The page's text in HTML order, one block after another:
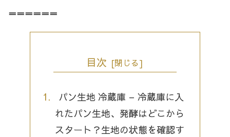
＝＝＝＝＝＝
目次
パン生地 冷蔵庫 – 冷蔵庫に入
れたパン生地、発酵はどこから
スタート？生地の状態を確認す